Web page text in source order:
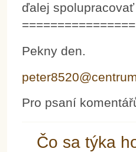
ďalej
Pekny den.
Pro psaní
Čo sa týka